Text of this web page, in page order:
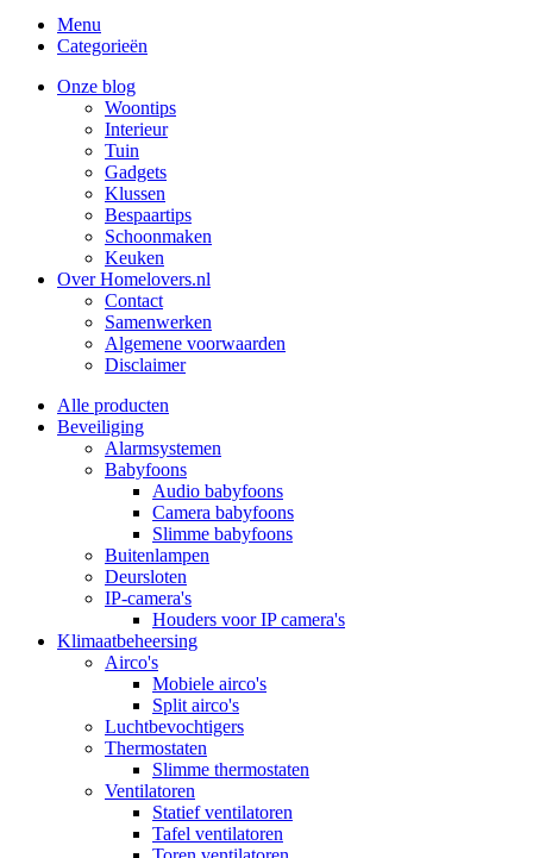
Menu
Categorieën
Onze blog
Woontips
Interieur
Tuin
Gadgets
Klussen
Bespaartips
Schoonmaken
Keuken
Over Homelovers.nl
Contact
Samenwerken
Algemene voorwaarden
Disclaimer
Alle producten
Beveiliging
Alarmsystemen
Babyfoons
Audio babyfoons
Camera babyfoons
Slimme babyfoons
Buitenlampen
Deursloten
IP-camera's
Houders voor IP camera's
Klimaatbeheersing
Airco's
Mobiele airco's
Split airco's
Luchtbevochtigers
Thermostaten
Slimme thermostaten
Ventilatoren
Statief ventilatoren
Tafel ventilatoren